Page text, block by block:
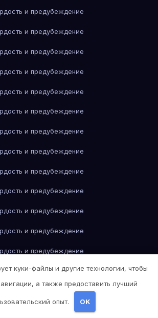
и предубеждение
и предубеждение
и предубеждение
и предубеждение
и предубеждение
и предубеждение
и предубеждение
и предубеждение
и предубеждение
и предубеждение
и предубеждение
и предубеждение
и предубеждение
и предубеждение
и предубеждение
и предубеждение
куки-файлы и другие технологии, чтобы
а также предоставить лучший
опыт. OK